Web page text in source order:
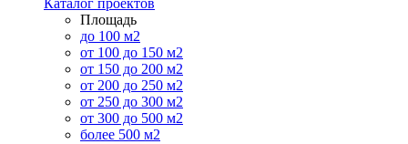
Каталог проектов
Площадь
до 100 м2
от 100 до 150 м2
от 150 до 200 м2
от 200 до 250 м2
от 250 до 300 м2
от 300 до 500 м2
более 500 м2